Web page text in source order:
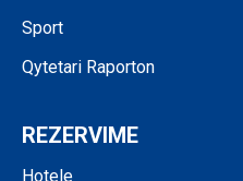
Sport
Qytetari Raporton
REZERVIME
Hotele